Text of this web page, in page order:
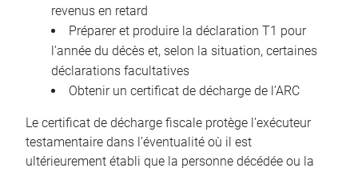
revenus en retard
Préparer et produire la déclaration T1 pour
l’année du décès et, selon la situation, certaines
déclarations facultatives
Obtenir un certificat de décharge de l’ARC
Le certificat de décharge fiscale protège l’exécuteur
testamentaire dans l’éventualité où il est
ultérieurement établi que la personne décédée ou la